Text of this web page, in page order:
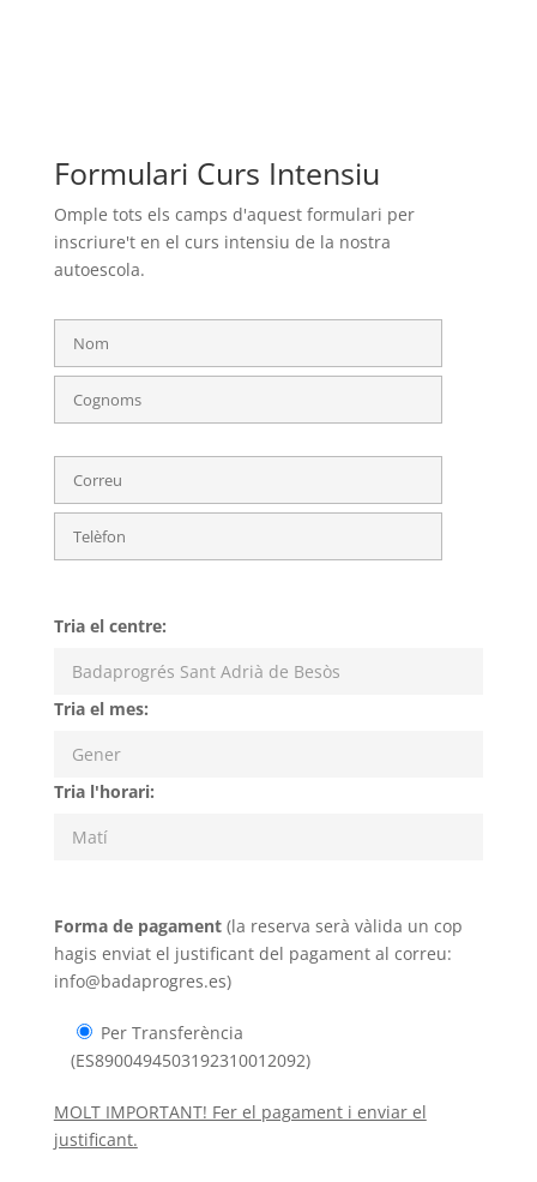
Formulari Curs Intensiu
Omple tots els camps d'aquest formulari per
inscriure't en el curs intensiu de la nostra
autoescola.
Tria el centre:
Tria el mes:
Tria l'horari:
Forma de pagament(la reserva serà vàlida un cop
hagis enviat el justificant del pagament al correu:
info@badaprogres.es)
Per Transferència
(ES8900494503192310012092)
MOLT IMPORTANT! Fer el pagament i enviar el
justificant.